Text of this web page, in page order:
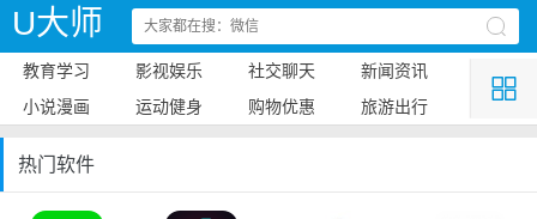
U大师
教育学习 影视娱乐 社交聊天
新闻资讯
小说漫画
运动健身 购物优惠 旅游出行
热门软件